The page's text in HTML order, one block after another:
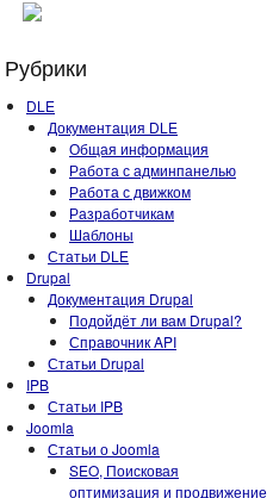
Рубрики
DLE
Документация DLE
Общая информация
Работа с админпанелью
Работа с движком
Разработчикам
Шаблоны
Статьи DLE
Drupal
Документация Drupal
Подойдёт ли вам Drupal?
Справочник API
Статьи Drupal
IPB
Статьи IPB
Joomla
Статьи о Joomla
SEO, Поисковая
оптимизация и продвижение